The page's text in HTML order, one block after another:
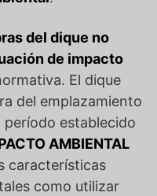
del dique no
de impacto
El dique
del emplazamiento
establecido
AMBIENTAL
características
como utilizar